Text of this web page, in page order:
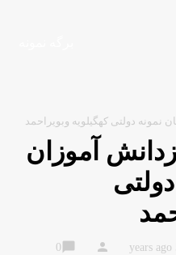
نمونه دولتی كهگیلویه وبویراحمد
آموزان
person
chat_bubble